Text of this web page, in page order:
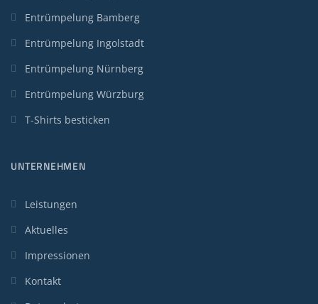
Entrümpelung Bamberg
Entrümpelung Ingolstadt
Entrümpelung Nürnberg
Entrümpelung Würzburg
T-Shirts besticken
UNTERNEHMEN
Leistungen
Aktuelles
Impressionen
Kontakt